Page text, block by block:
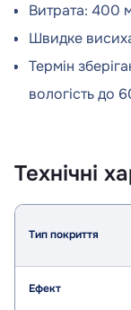
Витрата: 400
Швидке
Термін
вологість до
Технічні
Тип покриття
Ефект